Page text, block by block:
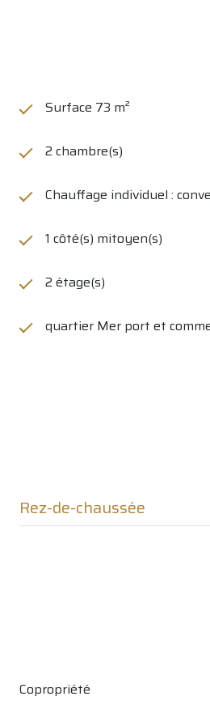
Surface 73 m²
2 chambre(s)
Chauffage individuel :
1 côté(s) mitoyen(s)
2 étage(s)
quartier Mer port et
Rez-de-chaussée
Copropriété